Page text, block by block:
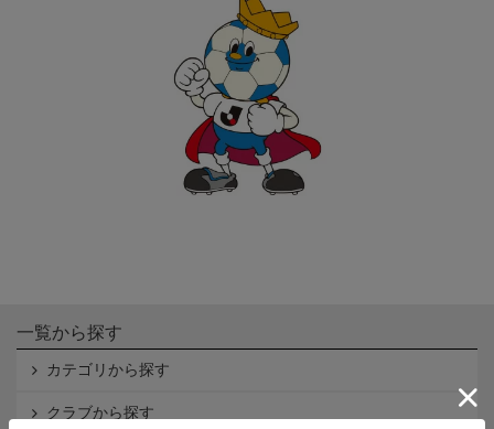
一覧から探す
カテゴリから探す
クラブから探す